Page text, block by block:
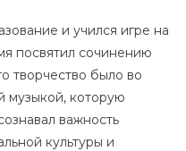
и учился игре на
посвятил сочинению
творчество было во
музыкой, которую
важность
культуры и